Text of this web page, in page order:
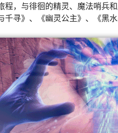
程，与徘徊的精灵、魔法哨兵
千寻》、《幽灵公主》、《黑水